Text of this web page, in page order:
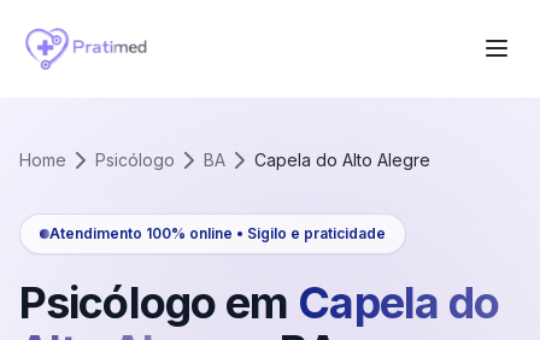
Home Psicólogo BA Capela do Alto Alegre
Atendimento 100% online • Sigilo e praticidade
Psicólogo em Capela do